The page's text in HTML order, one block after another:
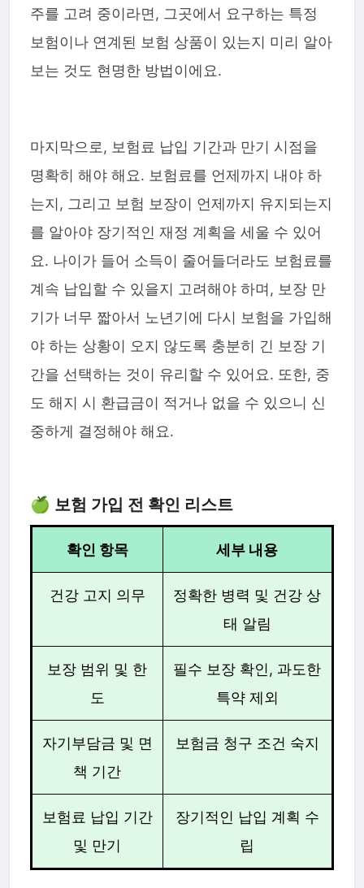
주를 고려 중이라면, 그곳에서 요구하는 특정
보험이나 연계된 보험 상품이 있는지 미리 알아
보는 것도 현명한 방법이에요.
마지막으로, 보험료 납입 기간과 만기 시점을
명확히 해야 해요. 보험료를 언제까지 내야 하
는지, 그리고 보험 보장이 언제까지 유지되는지
를 알아야 장기적인 재정 계획을 세울 수 있어
요. 나이가 들어 소득이 줄어들더라도 보험료를
계속 납입할 수 있을지 고려해야 하며, 보장 만
기가 너무 짧아서 노년기에 다시 보험을 가입해
야 하는 상황이 오지 않도록 충분히 긴 보장 기
간을 선택하는 것이 유리할 수 있어요. 또한, 중
도 해지 시 환급금이 적거나 없을 수 있으니 신
중하게 결정해야 해요.
🍏 보험 가입 전 확인 리스트
확인 항목 세부 내용
건강 고지 의무
정확한 병력 및 건강 상
태 알림
보장 범위 및 한
도
필수 보장 확인, 과도한
특약 제외
자기부담금 및 면
책 기간
보험금 청구 조건 숙지
보험료 납입 기간
및 만기
장기적인 납입 계획 수
립